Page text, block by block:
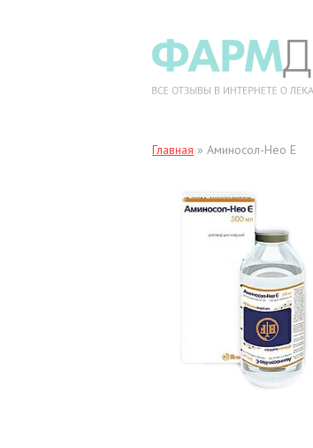
Главная » Аминосол-Нео Е